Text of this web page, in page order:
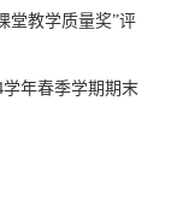
堂教学质量奖”评
学年春季学期期末